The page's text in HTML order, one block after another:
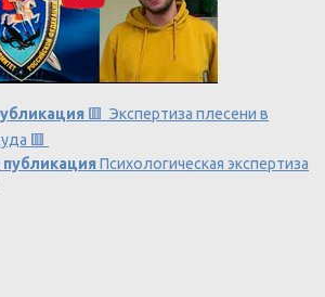
🟥 Экспертиза плесени в
🟥
Психологическая экспертиза